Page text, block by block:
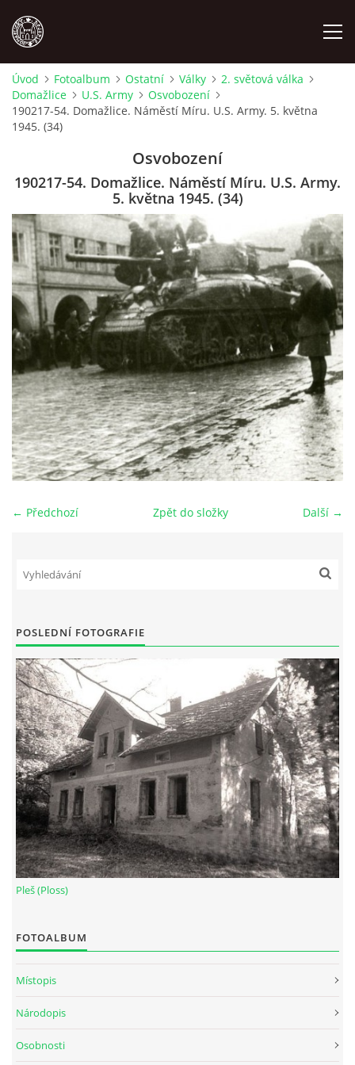
MÍSTOPIS
OSOBNOSTI
OSTATNÍ
ODKAZY
O NÁS
DŮL NA SLÍDU (NA KOLE)
Kontakt:
info@domdej.cz
© 2026 eStránky.cz
Úvod Fotoalbum Ostatní Války
2. světová válka
Domažlice
U.S. Army
Osvobození
190217-54. Domažlice. Náměstí Míru. U.S. Army. 5. května
1945. (34)
Osvobození
190217-54. Domažlice. Náměstí Míru. U.S. Army.
5. května 1945. (34)
← Předchozí Další →
Zpět do složky
POSLEDNÍ FOTOGRAFIE
Pleš (Ploss)
FOTOALBUM
Místopis
Národopis
Osobnosti